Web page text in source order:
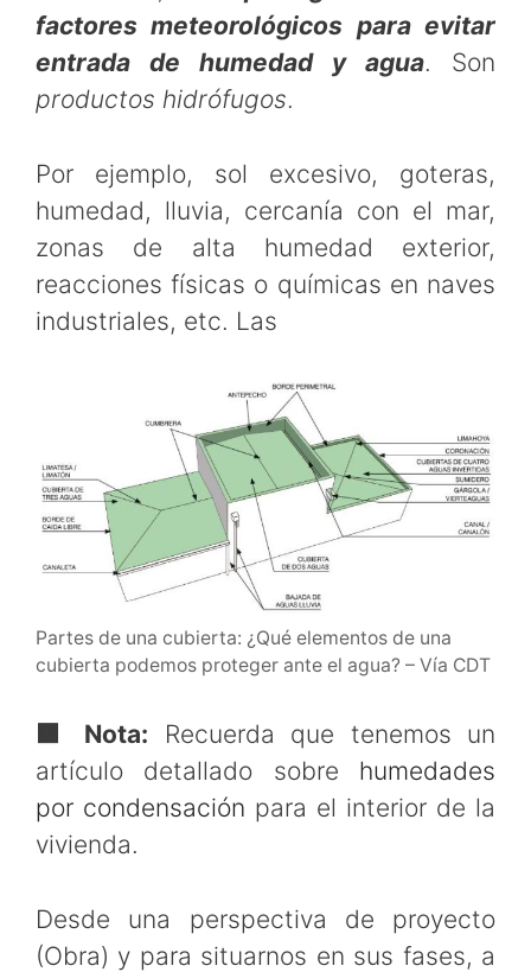
factores meteorológicos para evitar
entrada de humedad y agua. Son
productos hidrófugos.
Por ejemplo, sol excesivo, goteras,
humedad, lluvia, cercanía con el mar,
zonas de alta humedad exterior,
reacciones físicas o químicas en naves
industriales, etc. Las
Partes de una cubierta: ¿Qué elementos de una
cubierta podemos proteger ante el agua? – Vía CDT
Nota: Recuerda que tenemos un
artículo detallado sobre humedades
por condensación para el interior de la
vivienda.
Desde una perspectiva de proyecto
(Obra) y para situarnos en sus fases, a